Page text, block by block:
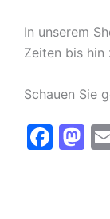
In unserem
Zeiten bis hin
Schauen Sie
F
M